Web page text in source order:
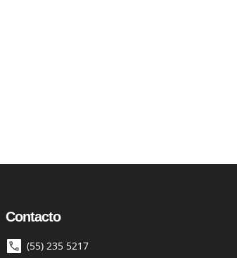
Contacto
(55) 235 5217